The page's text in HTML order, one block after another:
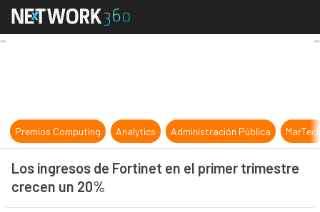
Los ingresos de Fortinet en el
Premios Computing Analytics Administración Pública
Los ingresos de Fortinet en el primer trimestre
crecen un 20%